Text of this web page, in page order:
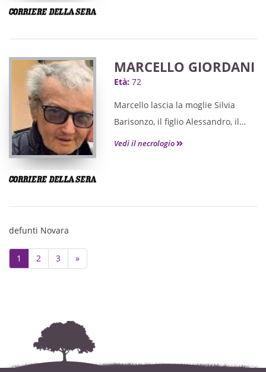
MARCELLO GIORDANI
Età: 72
Marcello lascia la moglie Silvia
Barisonzo, il figlio Alessandro, il
fratello Carlo con Patrizia,
Vedi il necrologio
defunti Novara
1 2 3 »Next